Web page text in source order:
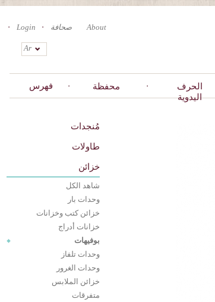
About صحافة Login
Ar
فهرس محفظة
الحرف
اليدوية
مُنجدات
طاولات
خزائن
شاهد الكل
وحدات بار
خزائن كتب وخزانات
خزانات أدراج
بوفيهات
وحدات تلفاز
وحدات الغرور
خزائن الملابس
متفرقات